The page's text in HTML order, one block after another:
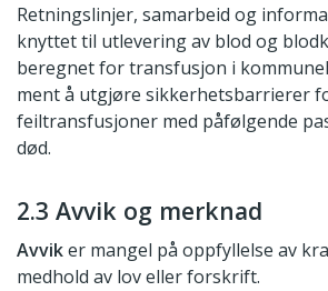
Retningslinjer, samarbeid og
knyttet til utlevering av blod og
beregnet for transfusjon i
ment å utgjøre sikkerhetsbarrierer
feiltransfusjoner med påfølgende
død.
2.3 Avvik og merknad
Avviker mangel på oppfyllelse av
medhold av lov eller forskrift.